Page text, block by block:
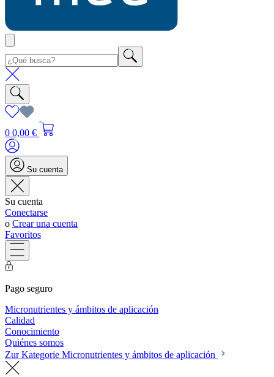
0 0,00 €
Su cuenta
Su cuenta
Conectarse
o Crear una cuenta
Favoritos
Pago seguro
Micronutrientes y ámbitos de aplicación
Calidad
Conocimiento
Quiénes somos
Zur Kategorie Micronutrientes y ámbitos de aplicación